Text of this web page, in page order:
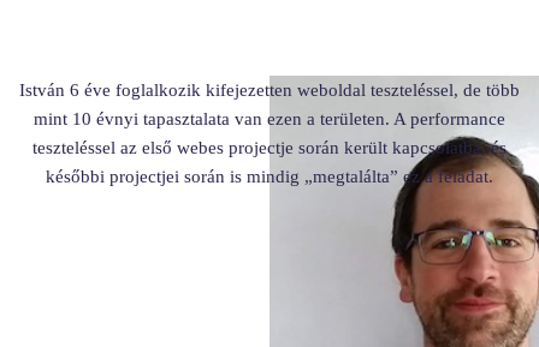
István 6 éve foglalkozik kifejezetten weboldal teszteléssel, de több
mint 10 évnyi tapasztalata van ezen a területen. A performance
teszteléssel az első webes projectje során került kapcsolatba, és
későbbi projectjei során is mindig „megtalálta” ez a feladat.